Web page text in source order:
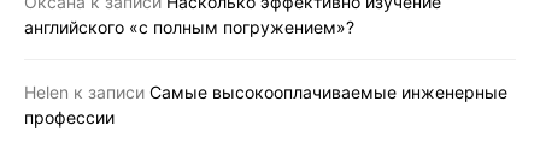
английского «с полным погружением»?
Helen к записи Самые высокооплачиваемые инженерные
профессии